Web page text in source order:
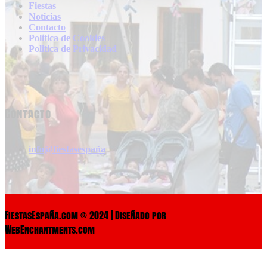
Fiestas
Noticias
Contacto
Politica de Cookies
Politica de Privacidad
Contacto
info@fiestasespaña
FiestasEspaña.com © 2024 | Diseñado por
WebEnchantments.com